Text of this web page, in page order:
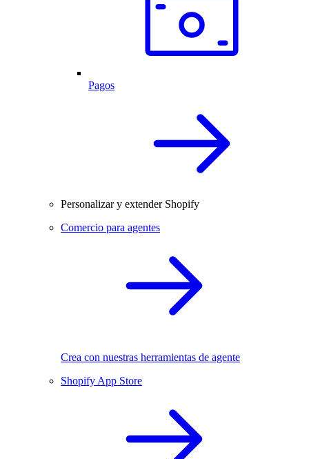
Pagos
Personalizar y extender Shopify
Comercio para agentes
Crea con nuestras herramientas de agente
Shopify App Store